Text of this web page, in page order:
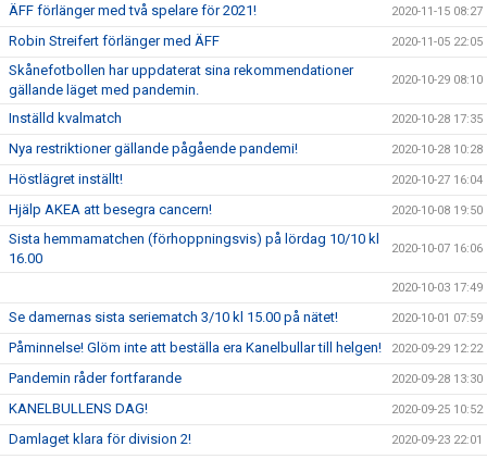
ÄFF förlänger med två spelare för 2021! 2020-11-15 08:27
Robin Streifert förlänger med ÄFF 2020-11-05 22:05
Skånefotbollen har uppdaterat sina rekommendationer
gällande läget med pandemin.
2020-10-29 08:10
Inställd kvalmatch 2020-10-28 17:35
Nya restriktioner gällande pågående pandemi! 2020-10-28 10:28
Höstlägret inställt! 2020-10-27 16:04
Hjälp AKEA att besegra cancern! 2020-10-08 19:50
Sista hemmamatchen (förhoppningsvis) på lördag 10/10 kl
16.00
2020-10-07 16:06
2020-10-03 17:49
Se damernas sista seriematch 3/10 kl 15.00 på nätet! 2020-10-01 07:59
Påminnelse! Glöm inte att beställa era Kanelbullar till helgen! 2020-09-29 12:22
Pandemin råder fortfarande 2020-09-28 13:30
KANELBULLENS DAG! 2020-09-25 10:52
Damlaget klara för division 2! 2020-09-23 22:01